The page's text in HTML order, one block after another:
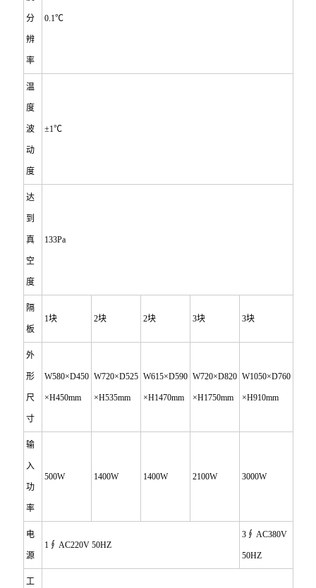
分
辨
率
0.1℃
温
度
波
动
度
±1℃
达
到
真
空
度
133Pa
隔
板
1块 2块 2块 3块 3块
外
形
尺
寸
W580×D450
×H450mm
W720×D525
×H535mm
W615×D590
×H1470mm
W720×D820
×H1750mm
W1050×D760
×H910mm
输
入
功
率
500W 1400W 1400W 2100W 3000W
电
源
1∮ AC220V 50HZ
3∮ AC380V
50HZ
工